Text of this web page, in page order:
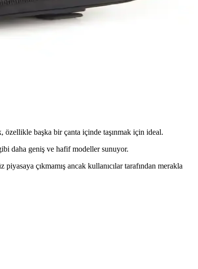
sağlar.
kullanım sunuyor.
başka bir çanta içinde taşınmak için ideal.
daha geniş ve hafif modeller sunuyor.
çıkmamış ancak kullanıcılar tarafından merakla